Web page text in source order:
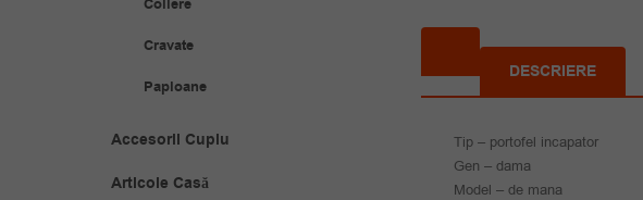
DESCRIERE
Tip – portofel incapator
Gen – dama
Model – de mana
Coliere
Cravate
Papioane
Accesorii Cuplu
Articole Casă